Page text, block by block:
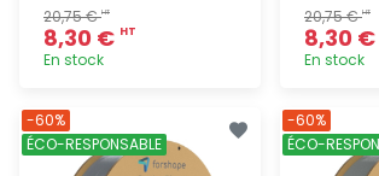
20,75 €HT
8,30 € HT
En stock
rapide
20,75 €HT
8,30 €
En stock
-60%
ÉCO-RESPONSABLE
-60%
ÉCO-